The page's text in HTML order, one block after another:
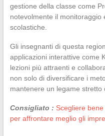
gestione della classe come
notevolmente il monitoraggio
scolastiche.
Gli insegnanti di questa
applicazioni interattive come
lezioni più attraenti e
non solo di diversificare i
mantenere un legame stretto
Consigliato : Scegliere
per affrontare meglio gli